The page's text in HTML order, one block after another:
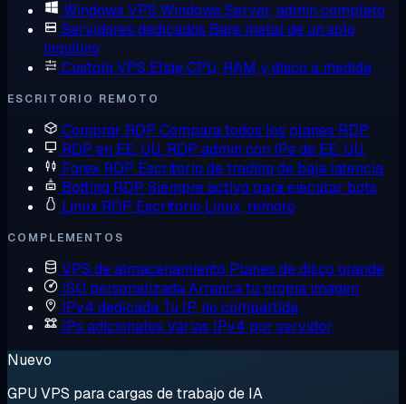
Windows VPS Windows Server, admin completo
Servidores dedicados Bare metal de un solo
inquilino
Custom VPS Elige CPU, RAM y disco a medida
ESCRITORIO REMOTO
Comprar RDP Compara todos los planes RDP
RDP en EE. UU. RDP admin con IPs de EE. UU.
Forex RDP Escritorio de trading de baja latencia
Botting RDP Siempre activo para ejecutar bots
Linux RDP Escritorio Linux, remoto
COMPLEMENTOS
VPS de almacenamiento Planes de disco grande
ISO personalizadaArranca tu propia imagen
IPv4 dedicada Tu IP, no compartida
IPs adicionales Varias IPv4 por servidor
Nuevo
GPU VPS para cargas de trabajo de IA